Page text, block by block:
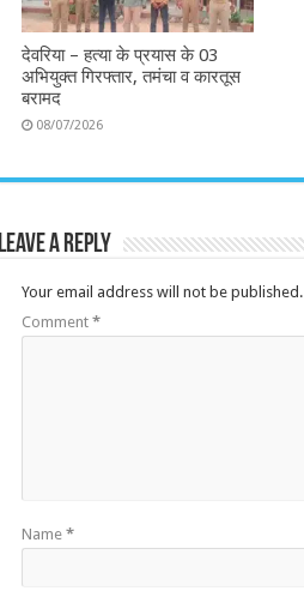
देवरिया – हत्या के प्रयास के 03
अभियुक्त गिरफ्तार, तमंचा व कारतूस
बरामद
08/07/2026
Leave a Reply
Your email address will not be published.
Comment *
Name *